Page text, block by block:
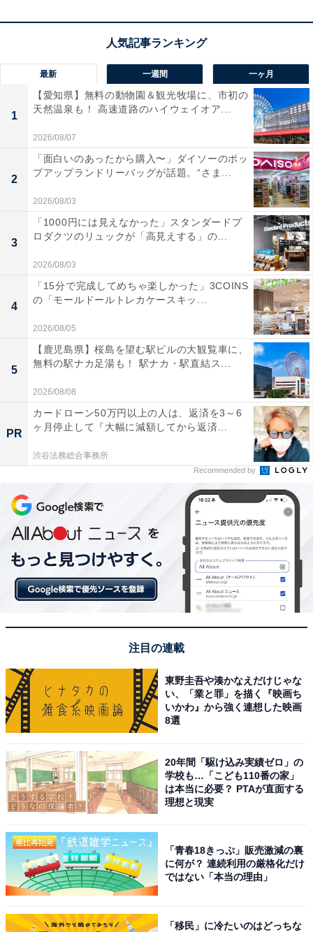
【あわせて買いたい】JBLの人気商品5選
JBL「‎TOUR PRO 2」
JBL TOUR PRO 2 ワイヤレスイヤホン bluetooth ハイブ
リッド ノイズキャンセリング/マルチポイント/IPX5/ワイ
ヤレス充電対応/スマートタッチディスプレイ搭載/ブラッ
JBL「GO4‎」
JBL GO4 Bluetoothスピーカー USB C充電/IP67防塵防
水/アプリ対応/パッシブラジエーター搭載/ポータブル/ブラ
JBL「FLIP6‎」
JBL「‎CHARGE5」
JBL CHARGE5 Bluetoothスピーカー 2ウェイ・スピーカ
ー構成/USB C充電/IP67防塵防水/パッシブラジエーター搭
載/ポータブル/2021年モデル ブルー JBLCHARGE5BLU
最新 一週間 一ヶ月
1
【愛知県】無料の動物園＆観光牧場に、市初の
天然温泉も！ 高速道路のハイウェイオア...
2026/08/07
2
「面白いのあったから購入〜」ダイソーのポッ
プアップランドリーバッグが話題。“さま...
2026/08/03
3
「1000円には見えなかった」スタンダードプ
ロダクツのリュックが「高見えする」の...
2026/08/03
4
「15分で完成してめちゃ楽しかった」3COINS
の「モールドールトレカケースキッ...
2026/08/05
5
【鹿児島県】桜島を望む駅ビルの大観覧車に、
無料の駅ナカ足湯も！ 駅ナカ・駅直結ス...
2026/08/08
PR
カードローン50万円以上の人は、返済を3～6
ヶ月停止して『大幅に減額してから返済...
渋谷法務総合事務所
Recommended by
注目の連載
東野圭吾や湊かなえだけじゃな
い、「業と罪」を描く『映画ち
いかわ』から強く連想した映画
8選
20年間「駆け込み実績ゼロ」の
学校も…「こども110番の家」
は本当に必要？ PTAが直面する
理想と現実
「青春18きっぷ」販売激減の裏
に何が？ 連続利用の厳格化だけ
ではない「本当の理由」
「移民」に冷たいのはどっちな